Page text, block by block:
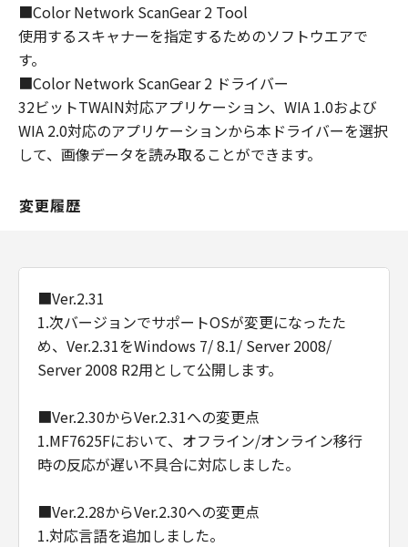
■Color Network ScanGear 2 Tool
使用するスキャナーを指定するためのソフトウエアで
す。
■Color Network ScanGear 2 ドライバー
32ビットTWAIN対応アプリケーション、WIA 1.0および
WIA 2.0対応のアプリケーションから本ドライバーを選択
して、画像データを読み取ることができます。
変更履歴
■Ver.2.31
1.次バージョンでサポートOSが変更になったた
め、Ver.2.31をWindows 7/ 8.1/ Server 2008/
Server 2008 R2用として公開します。
■Ver.2.30からVer.2.31への変更点
1.MF7625Fにおいて、オフライン/オンライン移行
時の反応が遅い不具合に対応しました。
■Ver.2.28からVer.2.30への変更点
1.対応言語を追加しました。